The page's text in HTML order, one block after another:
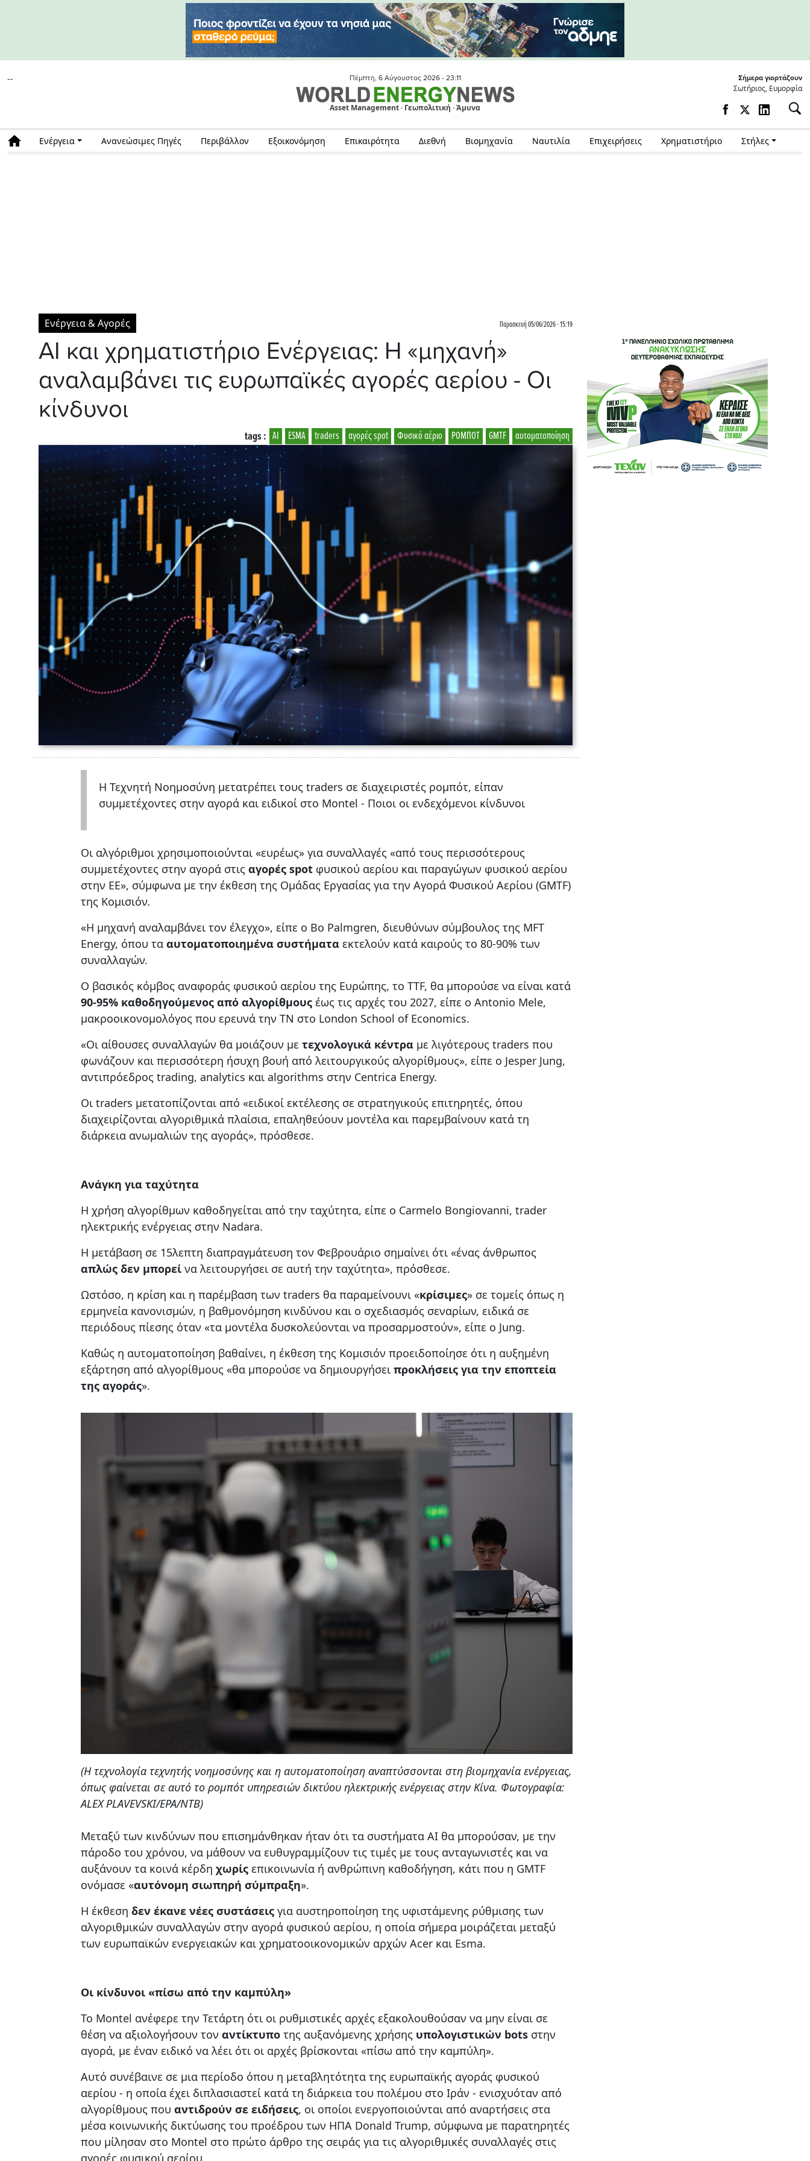
-- Πέμπτη, 6 Αύγουστος 2026 - 23:11
Asset Management · Γεωπολιτική · Άμυνα
Σήμερα γιορτάζουν
Σωτήριος, Ευμορφία
Ενέργεια Ανανεώσιμες Πηγές Περιβάλλον Εξοικονόμηση Επικαιρότητα Διεθνή Βιομηχανία Ναυτιλία Επιχειρήσεις Χρηματιστήριο Στήλες
Ενέργεια & Αγορές Παρασκευή 05/06/2026 - 15:19
AI και χρηματιστήριο Eνέργειας: Η «μηχανή»
αναλαμβάνει τις ευρωπαϊκές αγορές αερίου - Οι
κίνδυνοι
αυτοματοποίηση
GMTF
ΡΟΜΠΟΤ
Φυσικό αέριο
αγορές spot
traders
ESMA
AI
tags :
Η Τεχνητή Νοημοσύνη μετατρέπει τους traders σε διαχειριστές ρομπότ, είπαν
συμμετέχοντες στην αγορά και ειδικοί στο Montel - Ποιοι οι ενδεχόμενοι κίνδυνοι
Οι αλγόριθμοι χρησιμοποιούνται «ευρέως» για συναλλαγές «από τους περισσότερους
συμμετέχοντες στην αγορά στις αγορές spot φυσικού αερίου και παραγώγων φυσικού αερίου
στην ΕΕ», σύμφωνα με την έκθεση της Ομάδας Εργασίας για την Αγορά Φυσικού Αερίου (GMTF)
της Κομισιόν.
«Η μηχανή αναλαμβάνει τον έλεγχο», είπε ο Bo Palmgren, διευθύνων σύμβουλος της MFT
Energy, όπου τα αυτοματοποιημένα συστήματα εκτελούν κατά καιρούς το 80-90% των
συναλλαγών.
Ο βασικός κόμβος αναφοράς φυσικού αερίου της Ευρώπης, το TTF, θα μπορούσε να είναι κατά
90-95% καθοδηγούμενος από αλγορίθμους έως τις αρχές του 2027, είπε ο Antonio Mele,
μακροοικονομολόγος που ερευνά την ΤΝ στο London School of Economics.
«Οι αίθουσες συναλλαγών θα μοιάζουν με τεχνολογικά κέντρα με λιγότερους traders που
φωνάζουν και περισσότερη ήσυχη βουή από λειτουργικούς αλγορίθμους», είπε ο Jesper Jung,
αντιπρόεδρος trading, analytics και algorithms στην Centrica Energy.
Οι traders μετατοπίζονται από «ειδικοί εκτέλεσης σε στρατηγικούς επιτηρητές, όπου
διαχειρίζονται αλγοριθμικά πλαίσια, επαληθεύουν μοντέλα και παρεμβαίνουν κατά τη
διάρκεια ανωμαλιών της αγοράς», πρόσθεσε.
Ανάγκη για ταχύτητα
Η χρήση αλγορίθμων καθοδηγείται από την ταχύτητα, είπε ο Carmelo Bongiovanni, trader
ηλεκτρικής ενέργειας στην Nadara.
Η μετάβαση σε 15λεπτη διαπραγμάτευση τον Φεβρουάριο σημαίνει ότι «ένας άνθρωπος
απλώς δεν μπορεί να λειτουργήσει σε αυτή την ταχύτητα», πρόσθεσε.
Ωστόσο, η κρίση και η παρέμβαση των traders θα παραμείνουνι «κρίσιμες» σε τομείς όπως η
ερμηνεία κανονισμών, η βαθμονόμηση κινδύνου και ο σχεδιασμός σεναρίων, ειδικά σε
περιόδους πίεσης όταν «τα μοντέλα δυσκολεύονται να προσαρμοστούν», είπε ο Jung.
Καθώς η αυτοματοποίηση βαθαίνει, η έκθεση της Κομισιόν προειδοποίησε ότι η αυξημένη
εξάρτηση από αλγορίθμους «θα μπορούσε να δημιουργήσει προκλήσεις για την εποπτεία
της αγοράς».
(Η τεχνολογία τεχνητής νοημοσύνης και η αυτοματοποίηση αναπτύσσονται στη βιομηχανία ενέργειας,
όπως φαίνεται σε αυτό το ρομπότ υπηρεσιών δικτύου ηλεκτρικής ενέργειας στην Κίνα. Φωτογραφία:
ALEX PLAVEVSKI/EPA/NTB)
Μεταξύ των κινδύνων που επισημάνθηκαν ήταν ότι τα συστήματα AI θα μπορούσαν, με την
πάροδο του χρόνου, να μάθουν να ευθυγραμμίζουν τις τιμές με τους ανταγωνιστές και να
αυξάνουν τα κοινά κέρδη χωρίς επικοινωνία ή ανθρώπινη καθοδήγηση, κάτι που η GMTF
ονόμασε «αυτόνομη σιωπηρή σύμπραξη».
Η έκθεση δεν έκανε νέες συστάσεις για αυστηροποίηση της υφιστάμενης ρύθμισης των
αλγοριθμικών συναλλαγών στην αγορά φυσικού αερίου, η οποία σήμερα μοιράζεται μεταξύ
των ευρωπαϊκών ενεργειακών και χρηματοοικονομικών αρχών Acer και Esma.
Οι κίνδυνοι «πίσω από την καμπύλη»
Το Montel ανέφερε την Τετάρτη ότι οι ρυθμιστικές αρχές εξακολουθούσαν να μην είναι σε
θέση να αξιολογήσουν τον αντίκτυπο της αυξανόμενης χρήσης υπολογιστικών bots στην
αγορά, με έναν ειδικό να λέει ότι οι αρχές βρίσκονται «πίσω από την καμπύλη».
Αυτό συνέβαινε σε μια περίοδο όπου η μεταβλητότητα της ευρωπαϊκής αγοράς φυσικού
αερίου - η οποία έχει διπλασιαστεί κατά τη διάρκεια του πολέμου στο Ιράν - ενισχυόταν από
αλγορίθμους που αντιδρούν σε ειδήσεις, οι οποίοι ενεργοποιούνται από αναρτήσεις στα
μέσα κοινωνικής δικτύωσης του προέδρου των ΗΠΑ Donald Trump, σύμφωνα με παρατηρητές
που μίλησαν στο Montel στο πρώτο άρθρο της σειράς για τις αλγοριθμικές συναλλαγές στις
αγορές φυσικού αερίου.